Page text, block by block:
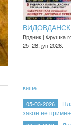
Врдник | Фрушка
25–28. јун 2026.
више
05-03-2026
закон не